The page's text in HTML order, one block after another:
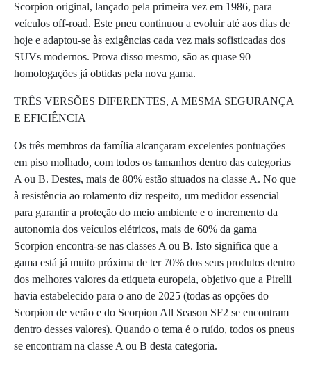
Scorpion original, lançado pela primeira vez em 1986, para
veículos off-road. Este pneu continuou a evoluir até aos dias de
hoje e adaptou-se às exigências cada vez mais sofisticadas dos
SUVs modernos. Prova disso mesmo, são as quase 90
homologações já obtidas pela nova gama.
TRÊS VERSÕES DIFERENTES, A MESMA SEGURANÇA
E EFICIÊNCIA
Os três membros da família alcançaram excelentes pontuações
em piso molhado, com todos os tamanhos dentro das categorias
A ou B. Destes, mais de 80% estão situados na classe A. No que
à resistência ao rolamento diz respeito, um medidor essencial
para garantir a proteção do meio ambiente e o incremento da
autonomia dos veículos elétricos, mais de 60% da gama
Scorpion encontra-se nas classes A ou B. Isto significa que a
gama está já muito próxima de ter 70% dos seus produtos dentro
dos melhores valores da etiqueta europeia, objetivo que a Pirelli
havia estabelecido para o ano de 2025 (todas as opções do
Scorpion de verão e do Scorpion All Season SF2 se encontram
dentro desses valores). Quando o tema é o ruído, todos os pneus
se encontram na classe A ou B desta categoria.